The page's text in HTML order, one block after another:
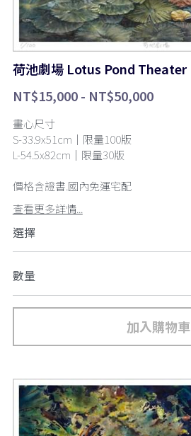
荷池劇場 Lotus Pond Theater
NT$15,000 - NT$50,000
畫心尺寸
S-33.9x51cm｜限量100版
L-54.5x82cm｜限量30版
價格含證書.國內免運宅配
查看更多詳情...
選擇
數量
加入購物車